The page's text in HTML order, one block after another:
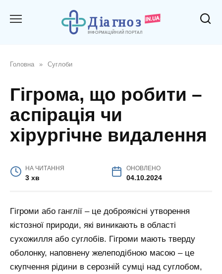
Головна » Суглоби
Гігрома, що робити –
аспірація чи
хірургічне видалення
НА ЧИТАННЯ
3 хв
ОНОВЛЕНО
04.10.2024
Гігроми або ганглії – це доброякісні утворення
кістозної природи, які виникають в області
сухожилля або суглобів. Гігроми мають тверду
оболонку, наповнену желеподібною масою – це
скупчення рідини в серозній сумці над суглобом,